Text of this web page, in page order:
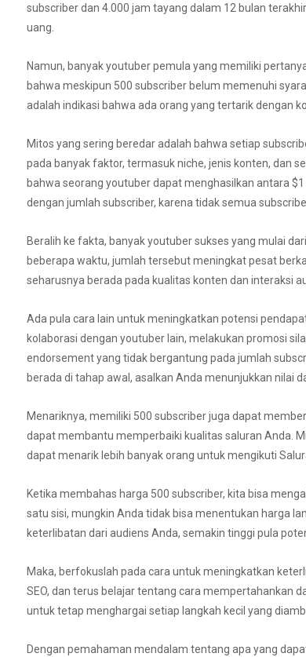
subscriber dan 4.000 jam tayang dalam 12 bulan
uang.
Namun, banyak youtuber pemula yang memiliki
bahwa meskipun 500 subscriber belum memenuhi
adalah indikasi bahwa ada orang yang tertarik dengan
Mitos yang sering beredar adalah bahwa setiap
pada banyak faktor, termasuk niche, jenis konten, dan
bahwa seorang youtuber dapat menghasilkan antara
dengan jumlah subscriber, karena tidak semua
Beralih ke fakta, banyak youtuber sukses yang mulai
beberapa waktu, jumlah tersebut meningkat pesat
seharusnya berada pada kualitas konten dan interaksi
Ada pula cara lain untuk meningkatkan potensi
kolaborasi dengan youtuber lain, melakukan promosi
endorsement yang tidak bergantung pada jumlah
berada di tahap awal, asalkan Anda menunjukkan nilai
Menariknya, memiliki 500 subscriber juga dapat
dapat membantu memperbaiki kualitas saluran Anda.
dapat menarik lebih banyak orang untuk mengikuti
Ketika membahas harga 500 subscriber, kita bisa
satu sisi, mungkin Anda tidak bisa menentukan harga
keterlibatan dari audiens Anda, semakin tinggi pula
Maka, berfokuslah pada cara untuk meningkatkan
SEO, dan terus belajar tentang cara mempertahankan
untuk tetap menghargai setiap langkah kecil yang
Dengan pemahaman mendalam tentang apa yang